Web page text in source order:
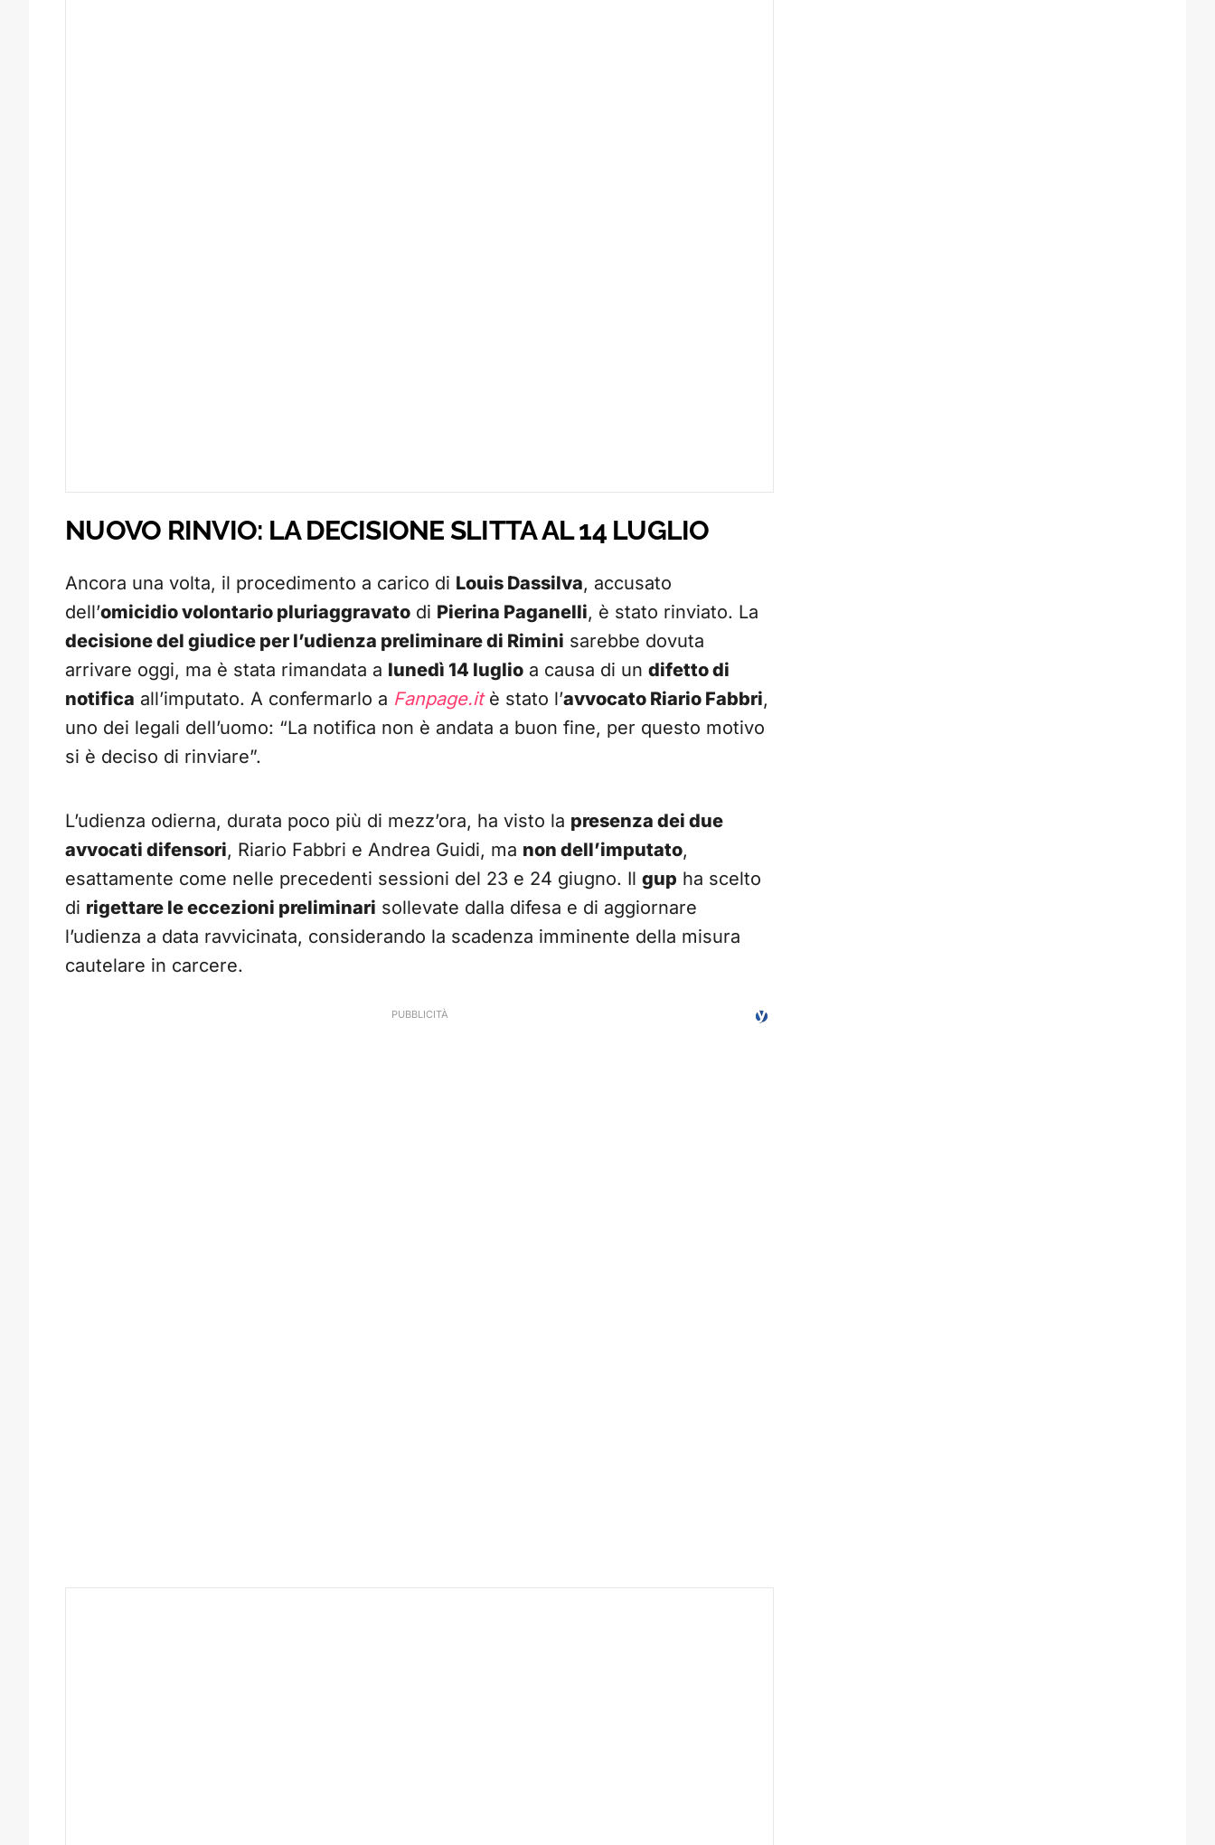
NUOVO RINVIO: LA DECISIONE SLITTA AL 14 LUGLIO
Ancora una volta, il procedimento a carico di Louis Dassilva, accusato
dell’omicidio volontario pluriaggravato di Pierina Paganelli, è stato rinviato. La
decisione del giudice per l’udienza preliminare di Rimini sarebbe dovuta
arrivare oggi, ma è stata rimandata a lunedì 14 luglio a causa di un difetto di
notifica all’imputato. A confermarlo a Fanpage.itè stato l’avvocato Riario Fabbri,
uno dei legali dell’uomo: “La notifica non è andata a buon fine, per questo motivo
si è deciso di rinviare”.
L’udienza odierna, durata poco più di mezz’ora, ha visto la presenza dei due
avvocati difensori, Riario Fabbri e Andrea Guidi, ma non dell’imputato,
esattamente come nelle precedenti sessioni del 23 e 24 giugno. Il gup ha scelto
di rigettare le eccezioni preliminari sollevate dalla difesa e di aggiornare
l’udienza a data ravvicinata, considerando la scadenza imminente della misura
cautelare in carcere.